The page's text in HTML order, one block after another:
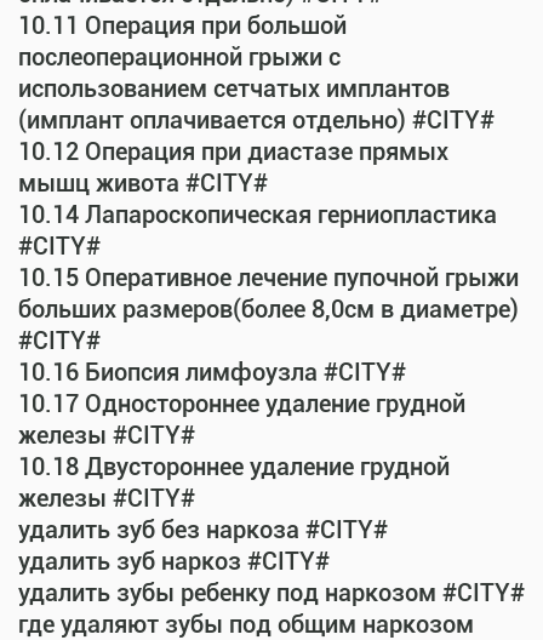
10.11 Операция при большой
послеоперационной грыжи с
использованием сетчатых имплантов
(имплант оплачивается отдельно) #CITY#
10.12 Операция при диастазе прямых
мышц живота #CITY#
10.14 Лапароскопическая герниопластика
#CITY#
10.15 Оперативное лечение пупочной грыжи
больших размеров(более 8,0см в диаметре)
#CITY#
10.16 Биопсия лимфоузла #CITY#
10.17 Одностороннее удаление грудной
железы #CITY#
10.18 Двустороннее удаление грудной
железы #CITY#
удалить зуб без наркоза #CITY#
удалить зуб наркоз #CITY#
удалить зубы ребенку под наркозом #CITY#
где удаляют зубы под общим наркозом